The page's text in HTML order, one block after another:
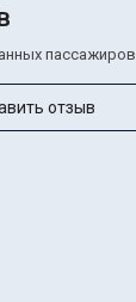
пассажиров
отзыв